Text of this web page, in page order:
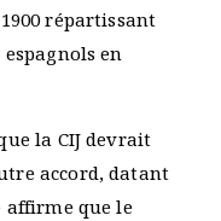
répartissant
en
la CIJ devrait
accord, datant
affirme que le